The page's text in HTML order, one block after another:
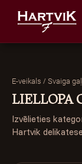
E-VEIKALS
E-veikals / Svaiga
LIELLOPA
Izvēlieties
Hartvik